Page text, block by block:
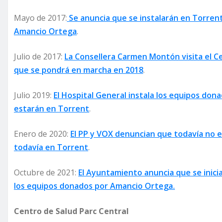
Mayo de 2017: Se anuncia que se instalarán en
Amancio Ortega.
Julio de 2017: La Consellera Carmen Montón visita el
que se pondrá en marcha en 2018.
Julio 2019: El Hospital General instala los equipos
estarán en Torrent.
Enero de 2020: El PP y VOX denuncian que todavía
todavía en Torrent.
Octubre de 2021: El Ayuntamiento anuncia que se
los equipos donados por Amancio Ortega.
Centro de Salud Parc Central